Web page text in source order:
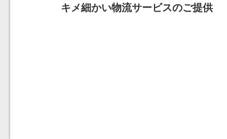
キメ細かい物流サービスのご提供